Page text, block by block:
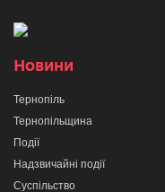
Новини
Тернопіль
Тернопільщина
Події
Надзвичайні події
Суспільство